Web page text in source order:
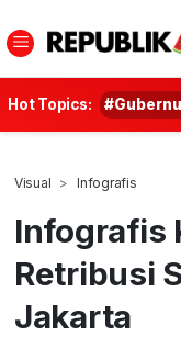
Hot Topics:
Visual Infografis
Infografis
Retribusi
Jakarta